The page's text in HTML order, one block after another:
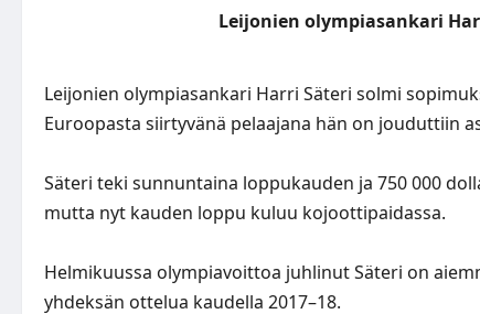
Leijonien olympiasankari
Leijonien olympiasankari Harri Säteri solmi
Euroopasta siirtyvänä pelaajana hän on jouduttiin
Säteri teki sunnuntaina loppukauden ja 750 000
mutta nyt kauden loppu kuluu kojoottipaidassa.
Helmikuussa olympiavoittoa juhlinut Säteri on
yhdeksän ottelua kaudella 2017–18.